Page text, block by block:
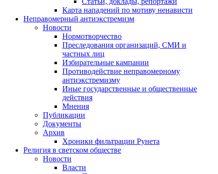
Карта нападений по мотиву ненависти
Неправомерный антиэкстремизм
Новости
Нормотворчество
Преследования организаций, СМИ и
частных лиц
Избирательные кампании
Противодействие неправомерному
антиэкстремизму
Иные государственные и общественные
действия
Мнения
Публикации
Документы
Архив
Хроники фильтрации Рунета
Религия в светском обществе
Новости
Власти